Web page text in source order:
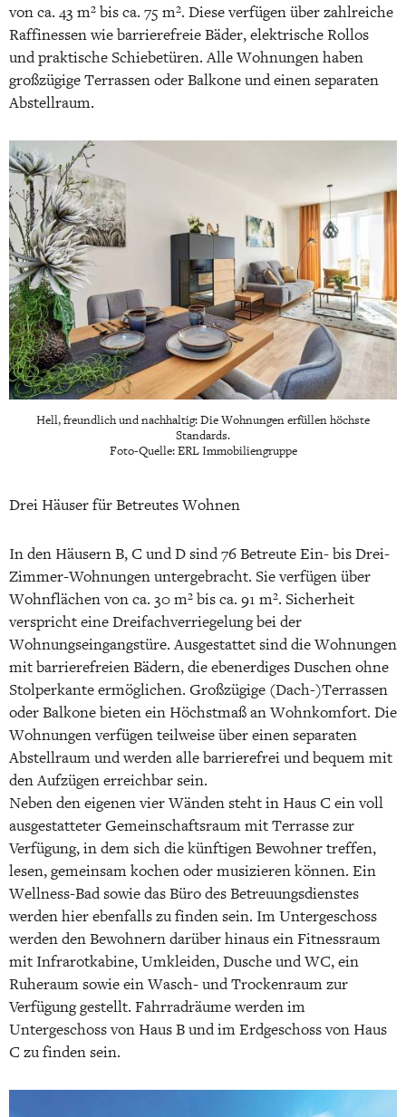
von ca. 43 m² bis ca. 75 m². Diese verfügen über zahlreiche
Raffinessen wie barrierefreie Bäder, elektrische Rollos
und praktische Schiebetüren. Alle Wohnungen haben
großzügige Terrassen oder Balkone und einen separaten
Abstellraum.
Hell, freundlich und nachhaltig: Die Wohnungen erfüllen höchste
Standards.
Foto-Quelle: ERL Immobiliengruppe
Drei Häuser für Betreutes Wohnen
In den Häusern B, C und D sind 76 Betreute Ein- bis Drei-
Zimmer-Wohnungen untergebracht. Sie verfügen über
Wohnflächen von ca. 30 m² bis ca. 91 m². Sicherheit
verspricht eine Dreifachverriegelung bei der
Wohnungseingangstüre. Ausgestattet sind die Wohnungen
mit barrierefreien Bädern, die ebenerdiges Duschen ohne
Stolperkante ermöglichen. Großzügige (Dach-)Terrassen
oder Balkone bieten ein Höchstmaß an Wohnkomfort. Die
Wohnungen verfügen teilweise über einen separaten
Abstellraum und werden alle barrierefrei und bequem mit
den Aufzügen erreichbar sein.
Neben den eigenen vier Wänden steht in Haus C ein voll
ausgestatteter Gemeinschaftsraum mit Terrasse zur
Verfügung, in dem sich die künftigen Bewohner treffen,
lesen, gemeinsam kochen oder musizieren können. Ein
Wellness-Bad sowie das Büro des Betreuungsdienstes
werden hier ebenfalls zu finden sein. Im Untergeschoss
werden den Bewohnern darüber hinaus ein Fitnessraum
mit Infrarotkabine, Umkleiden, Dusche und WC, ein
Ruheraum sowie ein Wasch- und Trockenraum zur
Verfügung gestellt. Fahrradräume werden im
Untergeschoss von Haus B und im Erdgeschoss von Haus
C zu finden sein.